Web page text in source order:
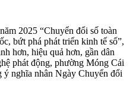
2025 “Chuyển đổi số toàn
bứt phá phát triển kinh tế số”,
hơn, hiệu quả hơn, gần dân
phát động, phường Móng Cái
ý nghĩa nhân Ngày Chuyển đổi